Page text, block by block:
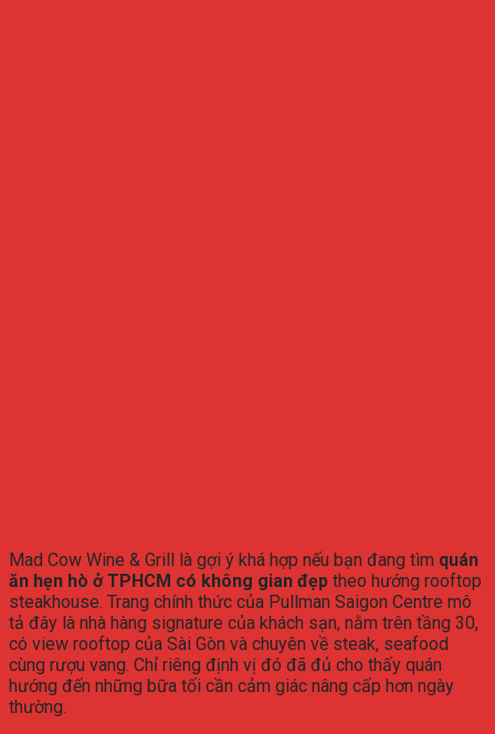
Mad Cow Wine & Grill là gợi ý khá hợp nếu bạn đang tìm quán
ăn hẹn hò ở TPHCM có không gian đẹp theo hướng rooftop
steakhouse. Trang chính thức của Pullman Saigon Centre mô
tả đây là nhà hàng signature của khách sạn, nằm trên tầng 30,
có view rooftop của Sài Gòn và chuyên về steak, seafood
cùng rượu vang. Chỉ riêng định vị đó đã đủ cho thấy quán
hướng đến những bữa tối cần cảm giác nâng cấp hơn ngày
thường.